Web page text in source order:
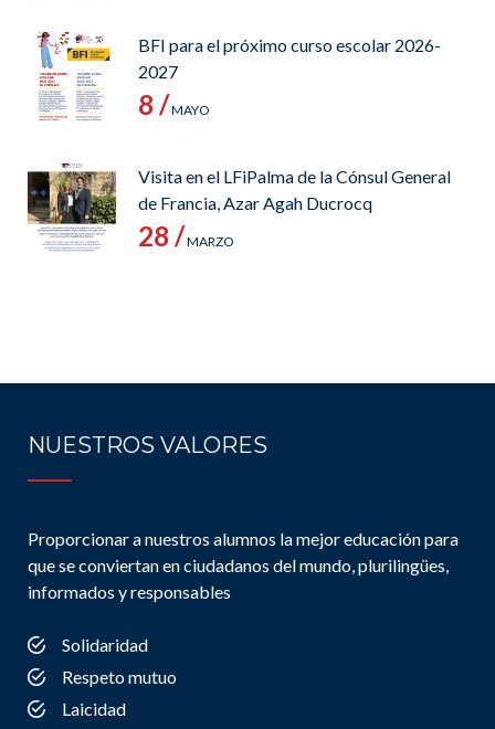
BFI para el próximo curso escolar 2026-
2027
8 /MAYO
Visita en el LFiPalma de la Cónsul General
de Francia, Azar Agah Ducrocq
28 /MARZO
NUESTROS VALORES
Proporcionar a nuestros alumnos la mejor educación para
que se conviertan en ciudadanos del mundo, plurilingües,
informados y responsables
Solidaridad
Respeto mutuo
Laicidad